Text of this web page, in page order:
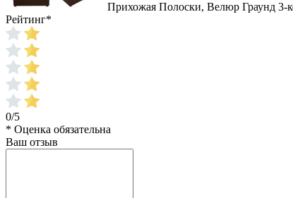
Прихожая Полоски, Велюр Граунд 3-
Рейтинг*
0/5
* Оценка обязательна
Ваш отзыв